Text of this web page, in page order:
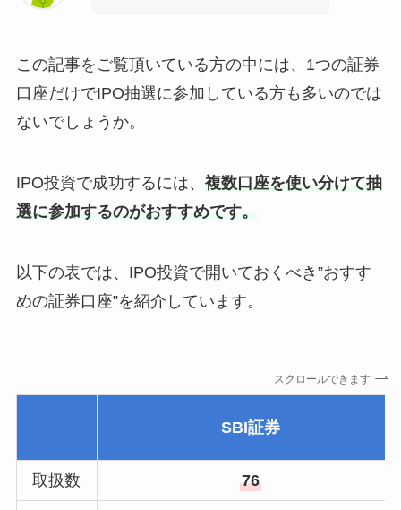
この記事をご覧頂いている方の中には、1つの証券
口座だけでIPO抽選に参加している方も多いのでは
ないでしょうか。
IPO投資で成功するには、 複数口座を使い分けて抽
選に参加するのがおすすめです。
以下の表では、IPO投資で開いておくべき”おすす
めの証券口座”を紹介しています。
スクロールできます
SBI証券
取扱数 76